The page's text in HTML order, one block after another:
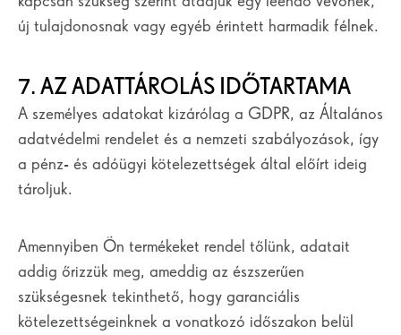
új tulajdonosnak vagy egyéb érintett harmadik félnek.
7. AZ ADATTÁROLÁS IDŐTARTAMA
A személyes adatokat kizárólag a GDPR, az Általános
adatvédelmi rendelet és a nemzeti szabályozások, így
a pénz- és adóügyi kötelezettségek által előírt ideig
tároljuk.
Amennyiben Ön termékeket rendel tőlünk, adatait
addig őrizzük meg, ameddig az észszerűen
szükségesnek tekinthető, hogy garanciális
kötelezettségeinknek a vonatkozó időszakon belül